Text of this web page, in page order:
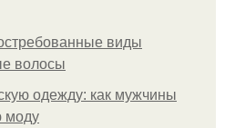
виды
волосы
одежду: как мужчины
моду